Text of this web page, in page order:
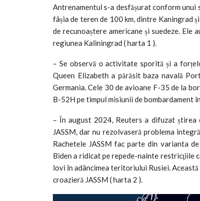
Antrenamentul s-a desfășurat conform unui
fâșia de teren de 100 km, dintre Kaningrad
de recunoaștere americane și suedeze.
regiunea Kaliningrad ( harta 1 ).
– Se observă o activitate sporită și a
Queen Elizabeth a părăsit baza navală
Germania. Cele 30 de avioane F-35 de la
B-52H pe timpul misiunii de bombardament
– În august 2024, Reuters a difuzat știrea
JASSM, dar nu rezolvaseră problema
Rachetele JASSM fac parte din varianta
Biden a ridicat pe repede-nainte restricţiile
lovi în adâncimea teritoriului Rusiei.
croazieră JASSM ( harta 2 ).